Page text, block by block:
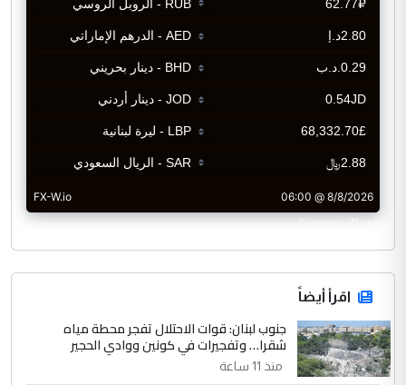
CurrencyRate
اقرأ أيضاً
جنوب لبنان: قوات الاحتلال تفجر محطة مياه
شقرا… وتفجيرات في كونين ووادي الحجير
منذ 11 ساعة